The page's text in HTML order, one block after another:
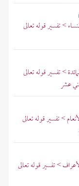
> تفسير قوله تعالى
> تفسير قوله تعالى
عشر
> تفسير قوله تعالى
> تفسير قوله تعالى